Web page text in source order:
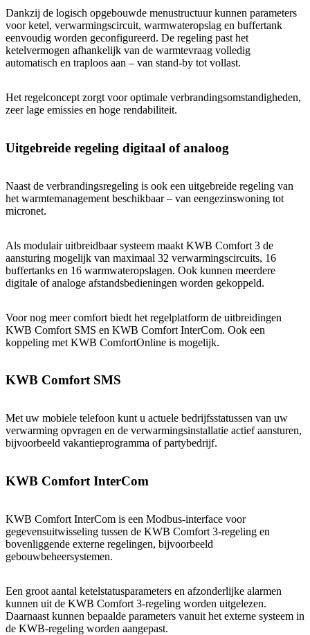
Dankzij de logisch opgebouwde menustructuur kunnen parameters
voor ketel, verwarmingscircuit, warmwateropslag en buffertank
eenvoudig worden geconfigureerd. De regeling past het
ketelvermogen afhankelijk van de warmtevraag volledig
automatisch en traploos aan – van stand-by tot vollast.
Het regelconcept zorgt voor optimale verbrandingsomstandigheden,
zeer lage emissies en hoge rendabiliteit.
Uitgebreide regeling digitaal of analoog
Naast de verbrandingsregeling is ook een uitgebreide regeling van
het warmtemanagement beschikbaar – van eengezinswoning tot
micronet.
Als modulair uitbreidbaar systeem maakt KWB Comfort 3 de
aansturing mogelijk van maximaal 32 verwarmingscircuits, 16
buffertanks en 16 warmwateropslagen. Ook kunnen meerdere
digitale of analoge afstandsbedieningen worden gekoppeld.
Voor nog meer comfort biedt het regelplatform de uitbreidingen
KWB Comfort SMS en KWB Comfort InterCom. Ook een
koppeling met KWB ComfortOnline is mogelijk.
KWB Comfort SMS
Met uw mobiele telefoon kunt u actuele bedrijfsstatussen van uw
verwarming opvragen en de verwarmingsinstallatie actief aansturen,
bijvoorbeeld vakantieprogramma of partybedrijf.
KWB Comfort InterCom
KWB Comfort InterCom is een Modbus-interface voor
gegevensuitwisseling tussen de KWB Comfort 3-regeling en
bovenliggende externe regelingen, bijvoorbeeld
gebouwbeheersystemen.
Een groot aantal ketelstatusparameters en afzonderlijke alarmen
kunnen uit de KWB Comfort 3-regeling worden uitgelezen.
Daarnaast kunnen bepaalde parameters vanuit het externe systeem in
de KWB-regeling worden aangepast.